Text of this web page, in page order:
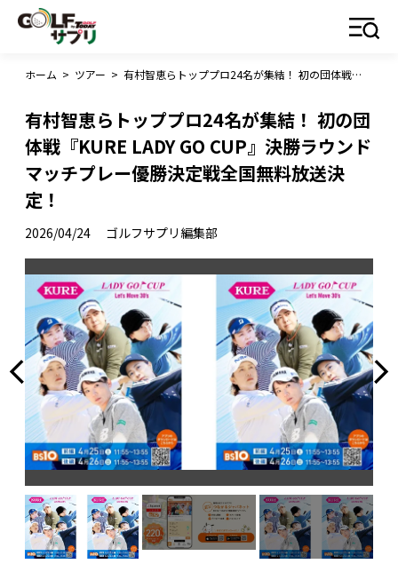
ホーム > ツアー > 有村智恵らトッププロ24名が集結！ 初の団体戦『KURE LADY GO CUP』決勝ラウンドマッチプレー優勝決定戦全国無料放送決定！
有村智恵らトッププロ24名が集結！ 初の団
体戦『KURE LADY GO CUP』決勝ラウンド
マッチプレー優勝決定戦全国無料放送決
定！
2026/04/24 ゴルフサプリ編集部